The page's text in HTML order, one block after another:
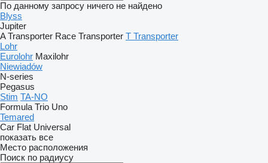
По данному запросу ничего не найдено
Blyss
Jupiter
A Transporter Race Transporter T Transporter
Lohr
Eurolohr Maxilohr
Niewiadów
N-series
Pegasus
Stim TA-NO
Formula Trio Uno
Temared
Car Flat Universal
показать все
Место расположения
Поиск по радиусу